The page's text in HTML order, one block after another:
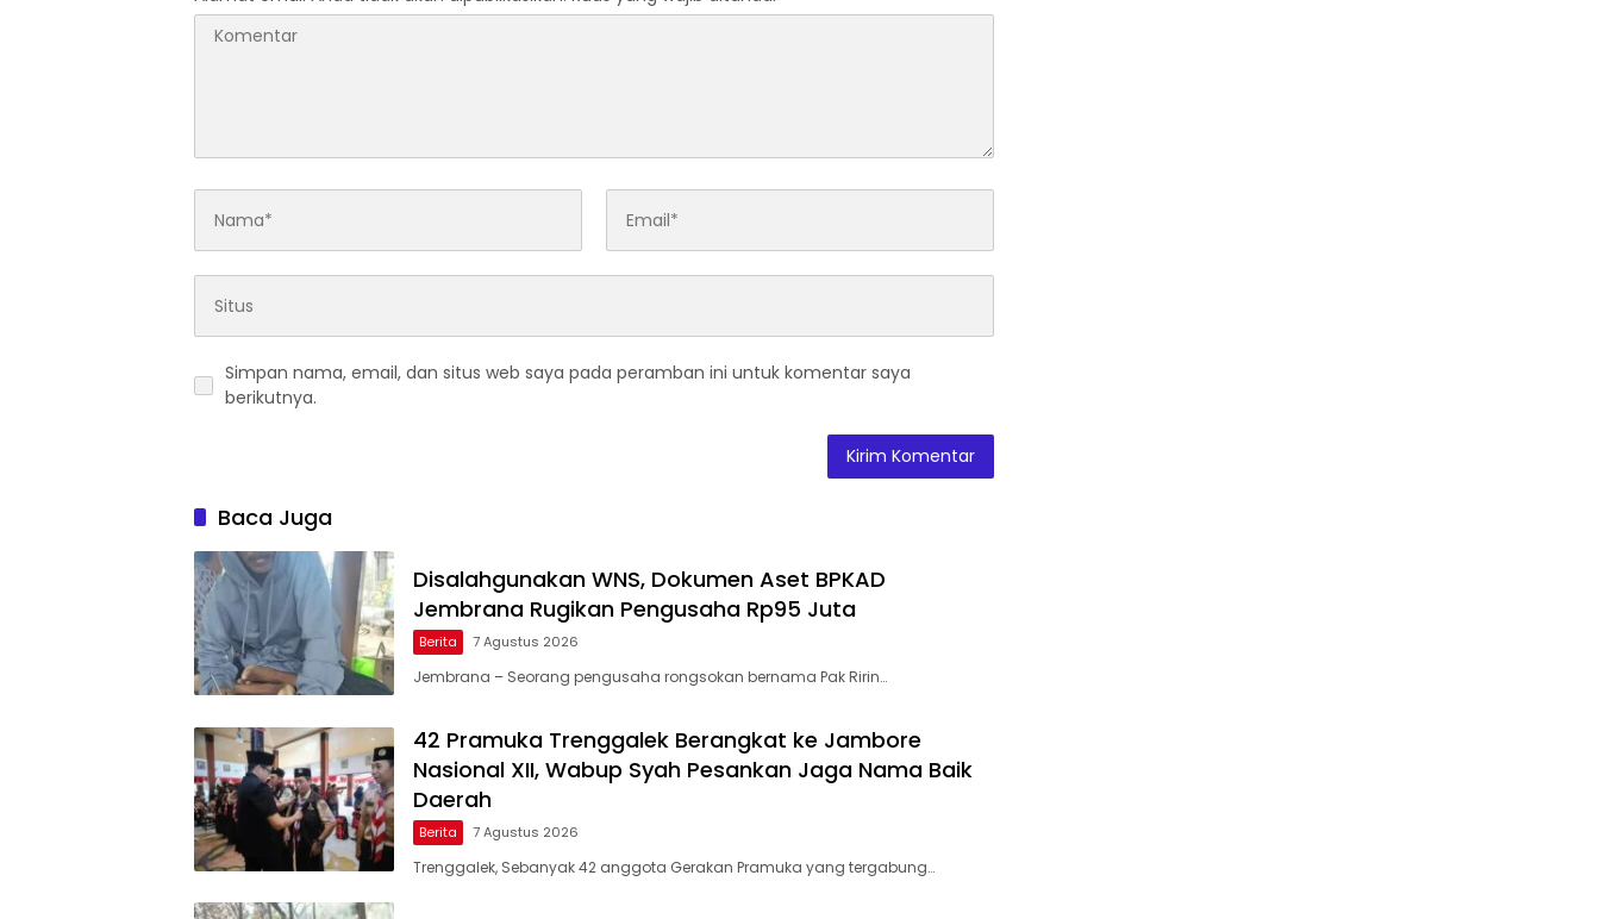
Simpan nama, email, dan situs web saya pada peramban ini untuk komentar saya
berikutnya.
Baca Juga
Disalahgunakan WNS, Dokumen Aset BPKAD
Jembrana Rugikan Pengusaha Rp95 Juta
Berita 7 Agustus 2026
Jembrana – Seorang pengusaha rongsokan bernama Pak Ririn…
42 Pramuka Trenggalek Berangkat ke Jambore
Nasional XII, Wabup Syah Pesankan Jaga Nama Baik
Daerah
Berita 7 Agustus 2026
Trenggalek, Sebanyak 42 anggota Gerakan Pramuka yang tergabung…